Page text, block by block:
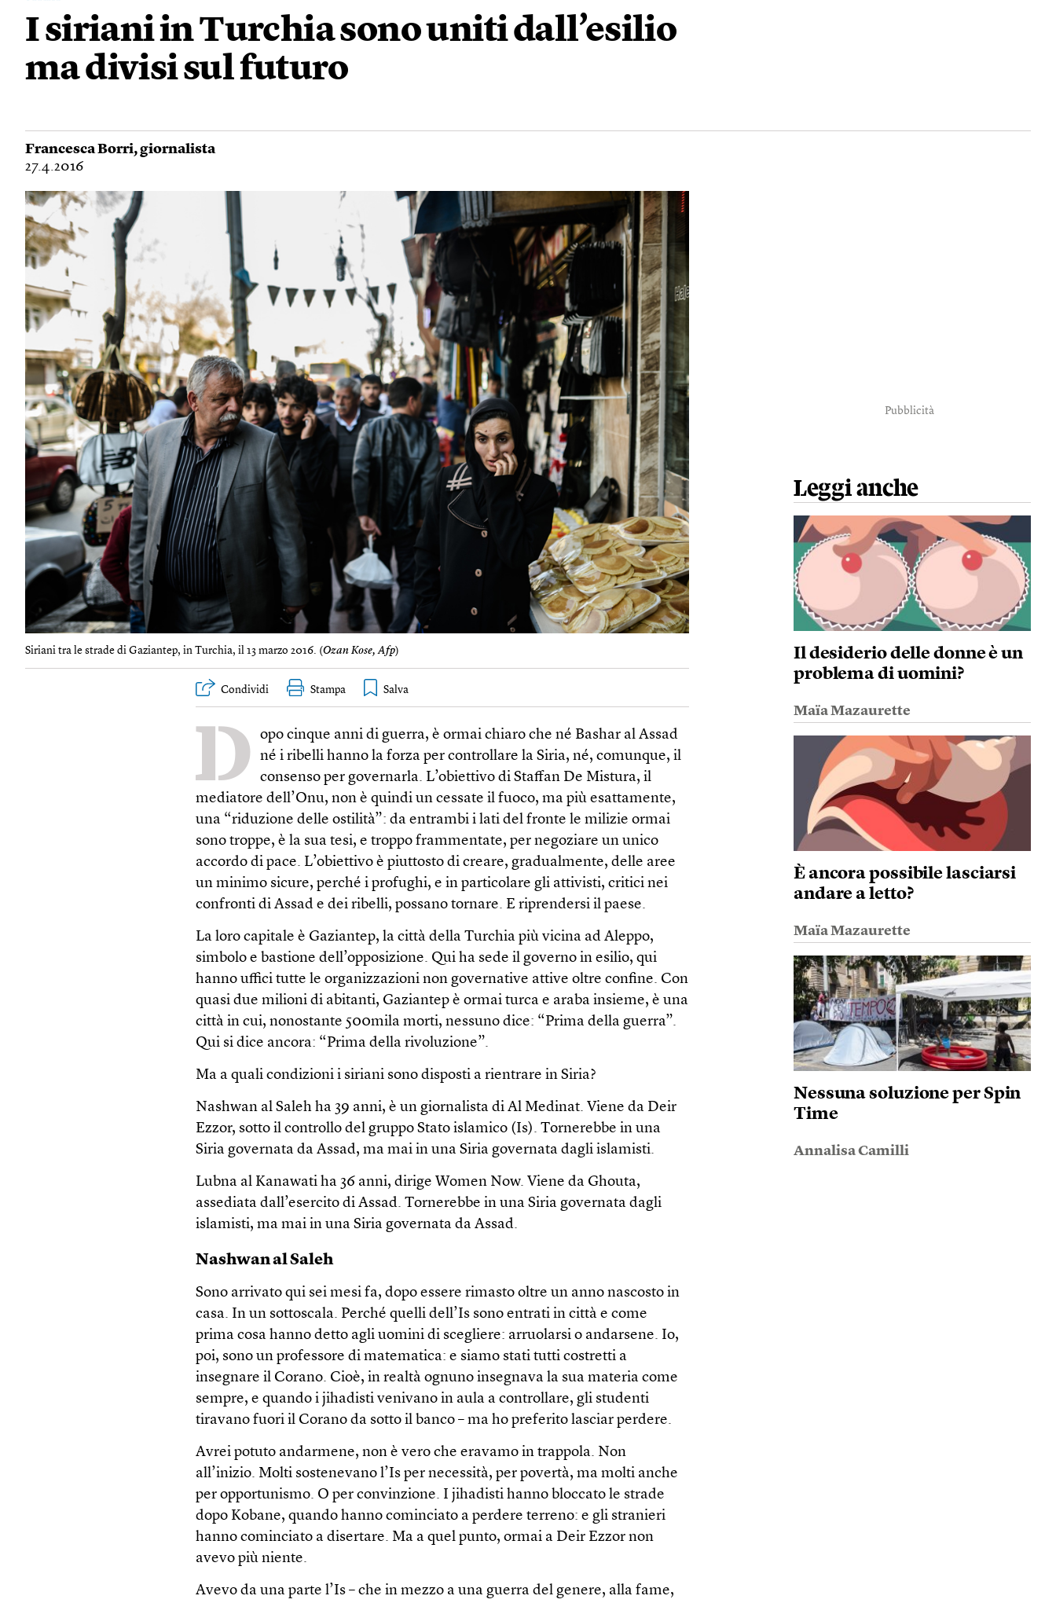
I siriani in Turchia sono uniti dall’esilio
ma divisi sul futuro
Francesca Borri, giornalista
27.4.2016
Siriani tra le strade di Gaziantep, in Turchia, il 13 marzo 2016. (Ozan Kose, Afp)
Condividi Stampa
D
opo cinque anni di guerra, è ormai chiaro che né Bashar al Assad
né i ribelli hanno la forza per controllare la Siria, né, comunque, il
consenso per governarla. L’obiettivo di Staffan De Mistura, il
mediatore dell’Onu, non è quindi un cessate il fuoco, ma più esattamente,
una “riduzione delle ostilità”: da entrambi i lati del fronte le milizie ormai
sono troppe, è la sua tesi, e troppo frammentate, per negoziare un unico
accordo di pace. L’obiettivo è piuttosto di creare, gradualmente, delle aree
un minimo sicure, perché i profughi, e in particolare gli attivisti, critici nei
confronti di Assad e dei ribelli, possano tornare. E riprendersi il paese.
La loro capitale è Gaziantep, la città della Turchia più vicina ad Aleppo,
simbolo e bastione dell’opposizione. Qui ha sede il governo in esilio, qui
hanno uffici tutte le organizzazioni non governative attive oltre confine. Con
quasi due milioni di abitanti, Gaziantep è ormai turca e araba insieme, è una
città in cui, nonostante 500mila morti, nessuno dice: “Prima della guerra”.
Qui si dice ancora: “Prima della rivoluzione”.
Ma a quali condizioni i siriani sono disposti a rientrare in Siria?
Nashwan al Saleh ha 39 anni, è un giornalista di Al Medinat. Viene da Deir
Ezzor, sotto il controllo del gruppo Stato islamico (Is). Tornerebbe in una
Siria governata da Assad, ma mai in una Siria governata dagli islamisti.
Lubna al Kanawati ha 36 anni, dirige Women Now. Viene da Ghouta,
assediata dall’esercito di Assad. Tornerebbe in una Siria governata dagli
islamisti, ma mai in una Siria governata da Assad.
Nashwan al Saleh
Sono arrivato qui sei mesi fa, dopo essere rimasto oltre un anno nascosto in
casa. In un sottoscala. Perché quelli dell’Is sono entrati in città e come
prima cosa hanno detto agli uomini di scegliere: arruolarsi o andarsene. Io,
poi, sono un professore di matematica: e siamo stati tutti costretti a
insegnare il Corano. Cioè, in realtà ognuno insegnava la sua materia come
sempre, e quando i jihadisti venivano in aula a controllare, gli studenti
tiravano fuori il Corano da sotto il banco – ma ho preferito lasciar perdere.
Avrei potuto andarmene, non è vero che eravamo in trappola. Non
all’inizio. Molti sostenevano l’Is per necessità, per povertà, ma molti anche
per opportunismo. O per convinzione. I jihadisti hanno bloccato le strade
dopo Kobane, quando hanno cominciato a perdere terreno: e gli stranieri
hanno cominciato a disertare. Ma a quel punto, ormai a Deir Ezzor non
avevo più niente.
Avevo da una parte l’Is – che in mezzo a una guerra del genere, alla fame,
Pubblicità
Leggi anche
Il desiderio delle donne è un
problema di uomini?
Maïa Mazaurette
È ancora possibile lasciarsi
andare a letto?
Maïa Mazaurette
Nessuna soluzione per Spin
Time
Annalisa Camilli